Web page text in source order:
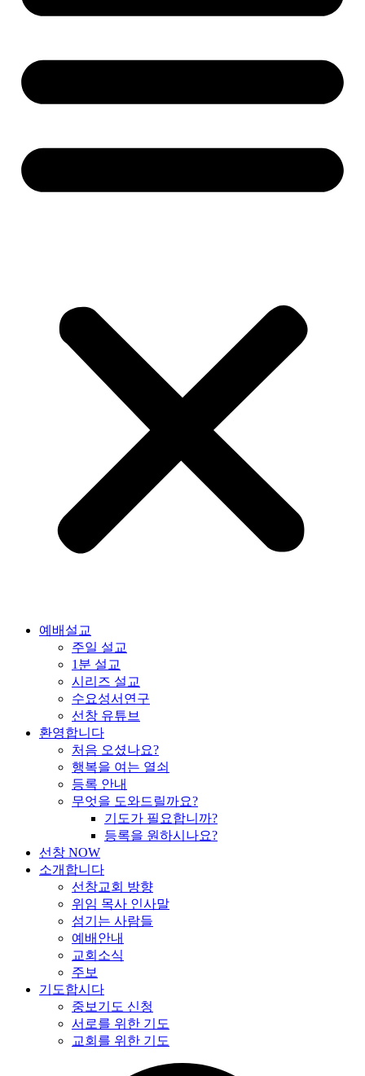
예배설교
주일 설교
1분 설교
시리즈 설교
수요성서연구
선창 유튜브
환영합니다
처음 오셨나요?
행복을 여는 열쇠
등록 안내
무엇을 도와드릴까요?
기도가 필요합니까?
등록을 원하시나요?
선창 NOW
소개합니다
선창교회 방향
위임 목사 인사말
섬기는 사람들
예배안내
교회소식
주보
기도합시다
중보기도 신청
서로를 위한 기도
교회를 위한 기도